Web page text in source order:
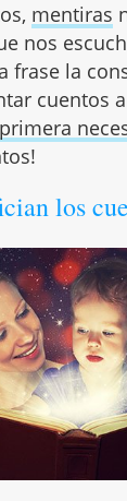
mentiras
nos
frase la
cuentos
primera
los